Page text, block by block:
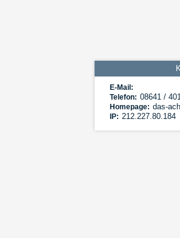
E-Mail:
Telefon: 08641 /
Homepage: das-
IP: 212.227.80.184